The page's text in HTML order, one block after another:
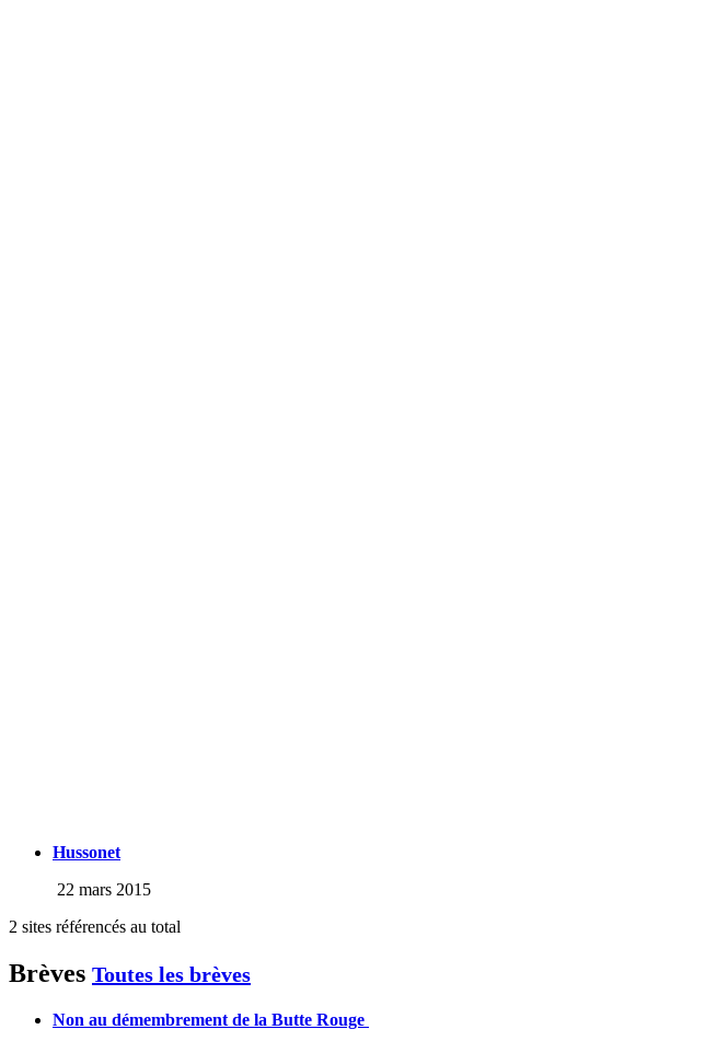
Hussonet
22 mars 2015
2 sites référencés au total
Brèves Toutes les brèves
Non au démembrement de la Butte Rouge